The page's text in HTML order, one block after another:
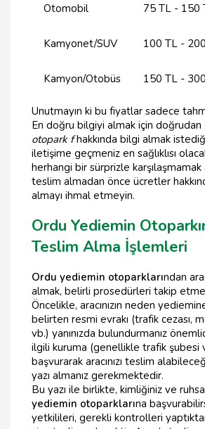
Otomobil 75 TL - 150
Kamyonet/SUV 100 TL -
Kamyon/Otobüs 150 TL -
Unutmayın ki bu fiyatlar sadece
En doğru bilgiyi almak için doğrudan
otopark fhakkında bilgi almak
iletişime geçmeniz en sağlıklısı
herhangi bir sürprizle karşılaşmamak
teslim almadan önce ücretler
almayı ihmal etmeyin.
Ordu Yediemin
Teslim Alma İşlemleri
Ordu yediemin otoparklarından
almak, belirli prosedürleri takip
Öncelikle, aracınızın neden yediemine
belirten resmi evrakı (trafik cezası,
vb.) yanınızda bulundurmanız
ilgili kuruma (genellikle trafik şubesi
başvurarak aracınızı teslim
yazı almanız gerekmektedir.
Bu yazı ile birlikte, kimliğiniz ve
yediemin otoparklarına
yetkilileri, gerekli kontrolleri yaptıktan